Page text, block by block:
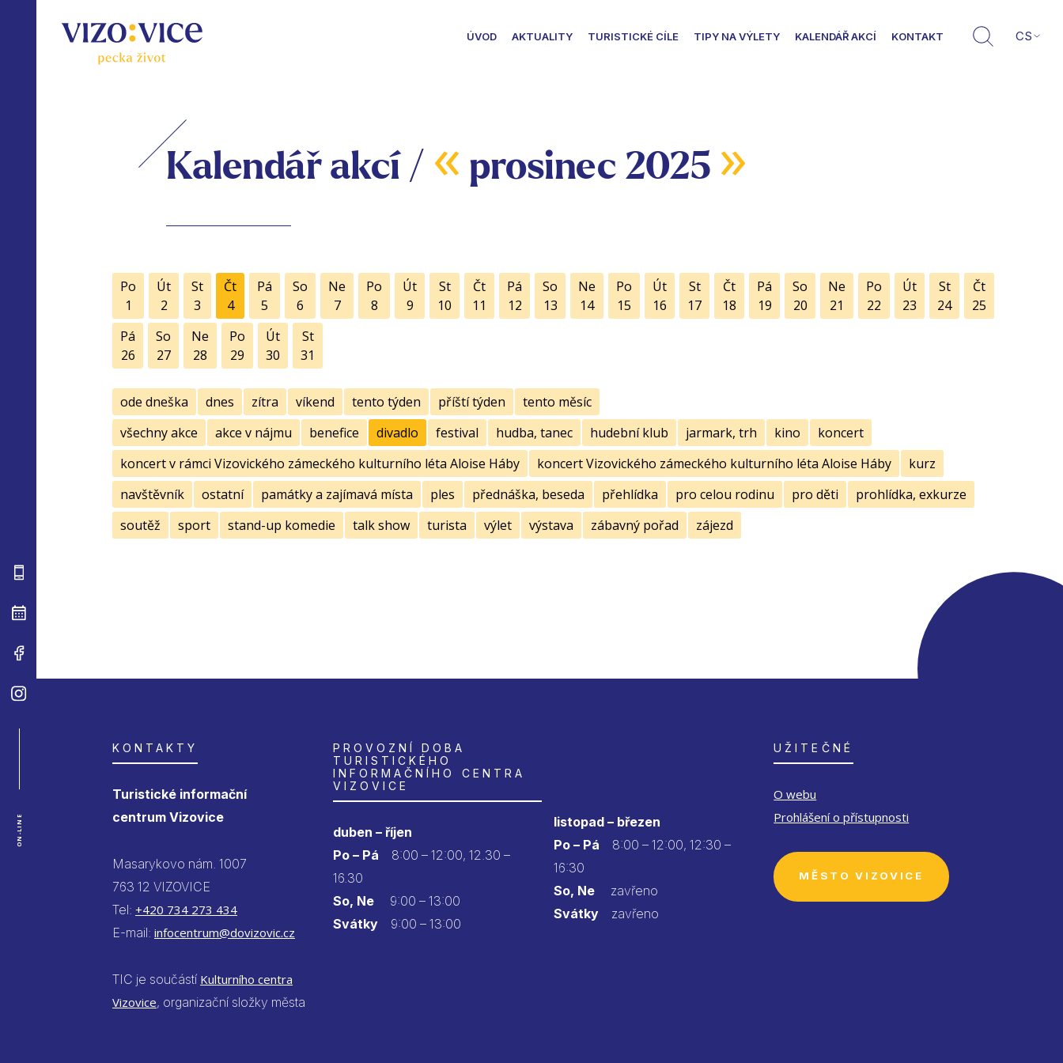
ÚVOD AKTUALITY TURISTICKÉ CÍLE TIPY NA VÝLETY KALENDÁŘ AKCÍ KONTAKT CS
ON-LINE
Kalendář akcí / « prosinec 2025 »
Po
1
Út
2
St
3
Čt
4
Pá
5
So
6
Ne
7
Po
8
Út
9
St
10
Čt
11
Pá
12
So
13
Ne
14
Po
15
Út
16
St
17
Čt
18
Pá
19
So
20
Ne
21
Po
22
Út
23
St
24
Čt
25
Pá
26
So
27
Ne
28
Po
29
Út
30
St
31
ode dneška dnes zítra víkend tento týden příští týden
tento měsíc
všechny akce
akce v nájmu benefice divadlo festival hudba, tanec hudební klub jarmark, trh kino
koncert
koncert v rámci Vizovického zámeckého kulturního léta Aloise Háby
koncert Vizovického zámeckého kulturního léta Aloise Háby
kurz
navštěvník
ostatní památky a zajímavá místa ples přednáška, beseda přehlídka pro celou rodinu pro děti
prohlídka, exkurze
soutěž
sport stand-up komedie talk show turista výlet výstava zábavný pořad zájezd
KONTAKTY
Turistické informační
centrum Vizovice
Masarykovo nám. 1007
763 12 VIZOVICE
Tel: +420 734 273 434
E-mail: infocentrum@dovizovic.cz
TIC je součástí Kulturního centra
Vizovice, organizační složky města
PROVOZNÍ DOBA
TURISTICKÉHO
INFORMAČNÍHO CENTRA
VIZOVICE
duben – říjen
Po – Pá
8:00 – 12:00, 12.30 –
16.30
So, Ne9:00 – 13:00
Svátky9:00 – 13:00
listopad – březen
Po – Pá 8:00 – 12:00, 12:30 –
16:30
So, Nezavřeno
Svátkyzavřeno
UŽITEČNÉ
O webu
Prohlášení o přístupnosti
MĚSTO VIZOVICE